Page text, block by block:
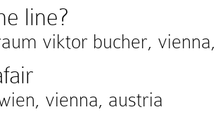
line?
viktor bucher,
vienna, austria